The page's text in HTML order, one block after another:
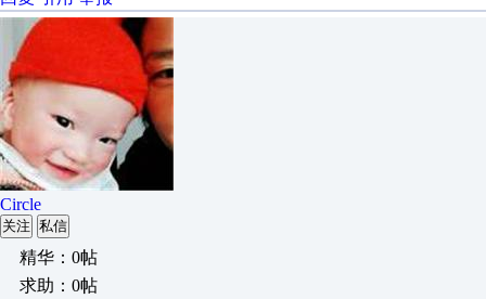
Circle
关注 私信
精华：0帖
求助：0帖